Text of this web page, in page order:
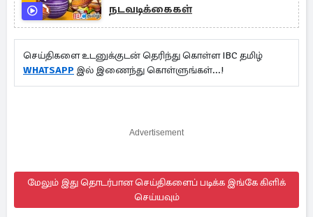
நடவடிக்கைகள்
செய்திகளை உடனுக்குடன் தெரிந்து கொள்ள IBC தமிழ்
WHATSAPP இல் இணைந்து கொள்ளுங்கள்...!
Advertisement
மேலும் இது தொடர்பான செய்திகளைப் படிக்க இங்கே கிளிக்
செய்யவும்